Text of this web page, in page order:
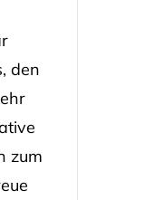
den
zum